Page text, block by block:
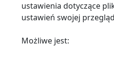
ustawienia dotyczące
ustawień swojej
Możliwe jest: